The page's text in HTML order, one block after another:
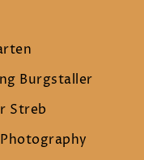
Burgstaller
Streb